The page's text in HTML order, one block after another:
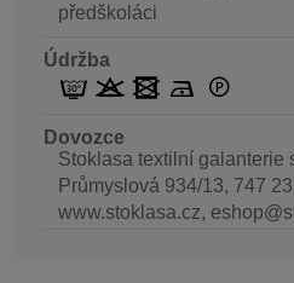
předškoláci
Údržba
Dovozce
Stoklasa textilní galanterie
Průmyslová 934/13, 747
www.stoklasa.cz,